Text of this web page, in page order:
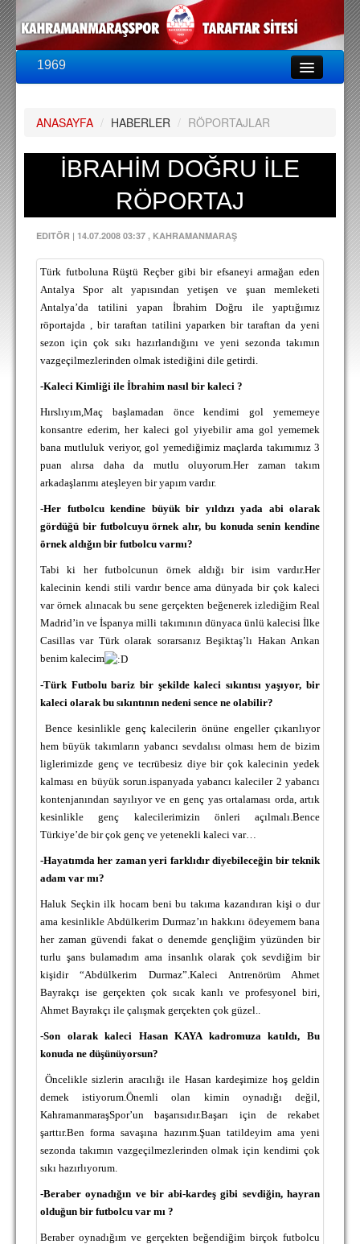
1969
PUAN DURUMU
FİKSTÜR
A TAKIM KADROSU
TEKNİK KADRO
TRANSFERLER
TARAFTAR
BİLETLER
DEPLASMAN
MULTİMEDYA
FOTOĞRAF & VİDEOLAR
MARŞ & TEZAHÜRATLAR
KULÜP
AMBLEM
SPOR TESİSLERİ
YÖNETİM KURULU
PERSONEL
SPONSORLAR
TARİHİ BAŞARILAR
BASINDAN
KUPA MAÇLARI
ESKi BAŞKANLAR
ESKİ HOCALAR
MİSYON
HAKKIMIZDA
İRTİBAT
SİTE İSTATİSTİKLERİ
REKLAM YAYINI
ANASAYFA / HABERLER / RÖPORTAJLAR
İBRAHİM DOĞRU İLE
RÖPORTAJ
EDITÖR | 14.07.2008 03:37 , KAHRAMANMARAŞ
Türk futboluna Rüştü Reçber gibi bir efsaneyi armağan eden
Antalya Spor alt yapısından yetişen ve şuan memleketi
Antalya’da tatilini yapan İbrahim Doğru ile yaptığımız
röportajda , bir taraftan tatilini yaparken bir taraftan da yeni
sezon için çok sıkı hazırlandığını ve yeni sezonda takımın
vazgeçilmezlerinden olmak istediğini dile getirdi.
-Kaleci Kimliği ile İbrahim nasıl bir kaleci ?
Hırslıyım,Maç başlamadan önce kendimi gol yememeye
konsantre ederim, her kaleci gol yiyebilir ama gol yememek
bana mutluluk veriyor, gol yemediğimiz maçlarda takımımız 3
puan alırsa daha da mutlu oluyorum.Her zaman takım
arkadaşlarımı ateşleyen bir yapım vardır.
-Her futbolcu kendine büyük bir yıldızı yada abi olarak
gördüğü bir futbolcuyu örnek alır, bu konuda senin kendine
örnek aldığın bir futbolcu varmı?
Tabi ki her futbolcunun örnek aldığı bir isim vardır.Her
kalecinin kendi stili vardır bence ama dünyada bir çok kaleci
var örnek alınacak bu sene gerçekten beğenerek izlediğim Real
Madrid’in ve İspanya milli takımının dünyaca ünlü kalecisi İlke
Casillas var Türk olarak sorarsanız Beşiktaş’lı Hakan Arıkan
benim kalecim
-Türk Futbolu bariz bir şekilde kaleci sıkıntısı yaşıyor, bir
kaleci olarak bu sıkıntının nedeni sence ne olabilir?
Bence kesinlikle genç kalecilerin önüne engeller çıkarılıyor
hem büyük takımların yabancı sevdalısı olması hem de bizim
liglerimizde genç ve tecrübesiz diye bir çok kalecinin yedek
kalması en büyük sorun.ispanyada yabancı kaleciler 2 yabancı
kontenjanından sayılıyor ve en genç yas ortalaması orda, artık
kesinlikle genç kalecilerimizin önleri açılmalı.Bence
Türkiye’de bir çok genç ve yetenekli kaleci var…
-Hayatımda her zaman yeri farklıdır diyebileceğin bir teknik
adam var mı?
Haluk Seçkin ilk hocam beni bu takıma kazandıran kişi o dur
ama kesinlikle Abdülkerim Durmaz’ın hakkını ödeyemem bana
her zaman güvendi fakat o denemde gençliğim yüzünden bir
turlu şans bulamadım ama insanlık olarak çok sevdiğim bir
kişidir “Abdülkerim Durmaz”.Kaleci Antrenörüm Ahmet
Bayrakçı ise gerçekten çok sıcak kanlı ve profesyonel biri,
Ahmet Bayrakçı ile çalışmak gerçekten çok güzel..
-Son olarak kaleci Hasan KAYA kadromuza katıldı, Bu
konuda ne düşünüyorsun?
Öncelikle sizlerin aracılığı ile Hasan kardeşimize hoş geldin
demek istiyorum.Önemli olan kimin oynadığı değil,
KahramanmaraşSpor’un başarısıdır.Başarı için de rekabet
şarttır.Ben forma savaşına hazırım.Şuan tatildeyim ama yeni
sezonda takımın vazgeçilmezlerinden olmak için kendimi çok
sıkı hazırlıyorum.
-Beraber oynadığın ve bir abi-kardeş gibi sevdiğin, hayran
olduğun bir futbolcu var mı ?
Beraber oynadığım ve gerçekten beğendiğim birçok futbolcu